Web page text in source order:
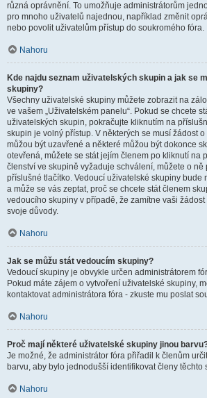
různá oprávnění. To umožňuje administrátorům
pro mnoho uživatelů najednou, například změnit
nebo povolit uživatelům přístup do soukromého fóra.
Nahoru
Kde najdu seznam uživatelských skupin a jak se
skupiny?
Všechny uživatelské skupiny můžete zobrazit na
ve vašem „Uživatelském panelu“. Pokud se chcete
uživatelských skupin, pokračujte kliknutím na
skupin je volný přístup. V některých se musí žádost
můžou být uzavřené a některé můžou být dokonce
otevřená, můžete se stát jejím členem po kliknutí na
členství ve skupině vyžaduje schválení, můžete o ně
příslušné tlačítko. Vedoucí uživatelské skupiny bude
a může se vás zeptat, proč se chcete stát členem
vedoucího skupiny v případě, že zamítne vaši
svoje důvody.
Nahoru
Jak se můžu stát vedoucím skupiny?
Vedoucí skupiny je obvykle určen administrátorem
Pokud máte zájem o vytvoření uživatelské skupiny,
kontaktovat administrátora fóra - zkuste mu poslat
Nahoru
Proč mají některé uživatelské skupiny jinou
Je možné, že administrátor fóra přiřadil k členům
barvu, aby bylo jednodušší identifikovat členy těchto
Nahoru